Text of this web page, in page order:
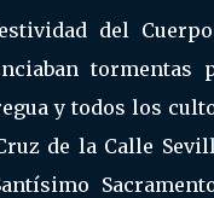
del
y todos los
de la Calle